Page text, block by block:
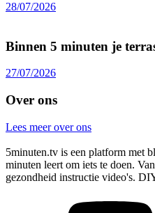
28/07/2026
Binnen 5 minuten je
27/07/2026
Over ons
Lees meer over ons
5minuten.tv is een platform met
minuten leert om iets te doen.
gezondheid instructie video's.